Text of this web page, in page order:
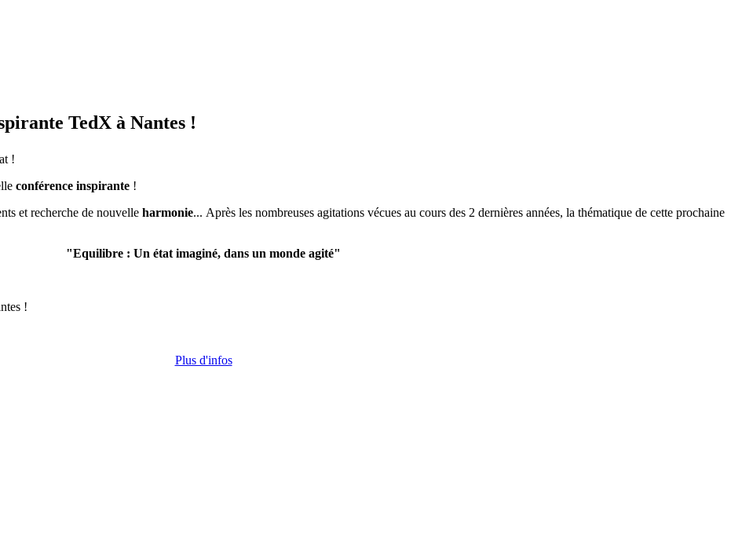
TedX à Nantes !
!
conférence inspirante !
et recherche de nouvelle harmonie... Après les nombreuses agitations vécues au cours des 2 dernières années, la thématique de cette prochaine
"Equilibre : Un état imaginé, dans un monde agité"
!
Plus d'infos